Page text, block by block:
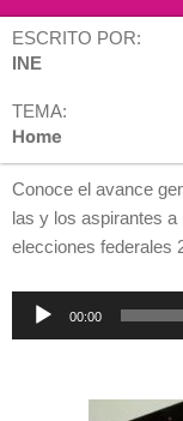
ESCRITO POR:
INE
TEMA:
Home
Conoce el avance
las y los aspirantes a
elecciones federales
Reproductor
00:00